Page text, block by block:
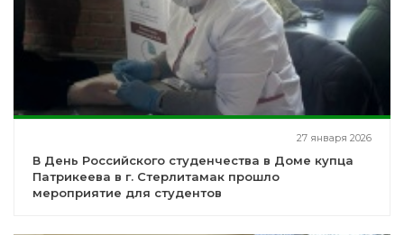
27 января 2026
В День Российского студенчества в Доме купца
Патрикеева в г. Стерлитамак прошло
мероприятие для студентов